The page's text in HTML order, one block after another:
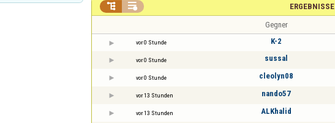
ERGEBNISSE
 
Gegner
vor 0 Stunde K-2
vor 0 Stunde sussal
vor 0 Stunde cleolyn08
vor 13 Stunden nando57
vor 13 Stunden ALKhalid